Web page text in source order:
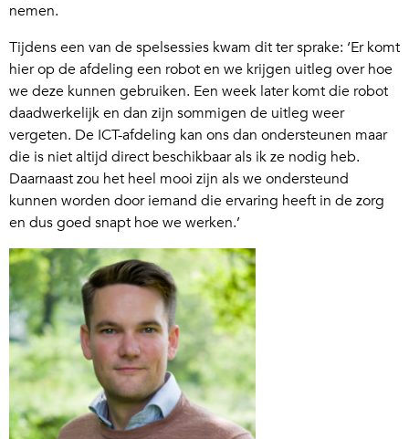
nemen.
Tijdens een van de spelsessies kwam dit ter sprake: ‘Er komt
hier op de afdeling een robot en we krijgen uitleg over hoe
we deze kunnen gebruiken. Een week later komt die robot
daadwerkelijk en dan zijn sommigen de uitleg weer
vergeten. De ICT-afdeling kan ons dan ondersteunen maar
die is niet altijd direct beschikbaar als ik ze nodig heb.
Daarnaast zou het heel mooi zijn als we ondersteund
kunnen worden door iemand die ervaring heeft in de zorg
en dus goed snapt hoe we werken.’